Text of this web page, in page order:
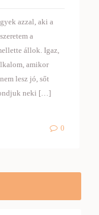
azzal, aki a
a
állok. Igaz,
amikor
lesz jó, sőt
neki […]
0